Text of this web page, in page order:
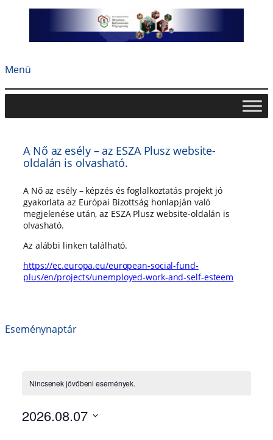
Menü
A Nő az esély – az ESZA Plusz website-
oldalán is olvasható.
A Nő az esély – képzés és foglalkoztatás projekt jó
gyakorlata az Európai Bizottság honlapján való
megjelenése után, az ESZA Plusz website-oldalán is
olvasható.
Az alábbi linken található.
https://ec.europa.eu/european-social-fund-
plus/en/projects/unemployed-work-and-self-esteem
Eseménynaptár